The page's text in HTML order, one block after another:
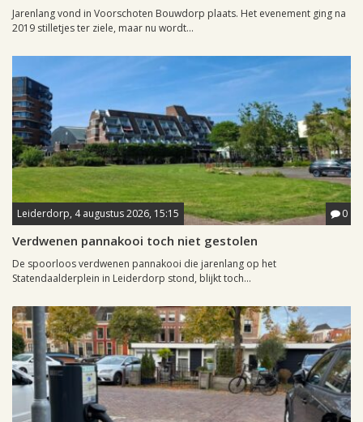
Jarenlang vond in Voorschoten Bouwdorp plaats. Het evenement ging na
2019 stilletjes ter ziele, maar nu wordt...
Leiderdorp, 4 augustus 2026, 15:15 0
Verdwenen pannakooi toch niet gestolen
De spoorloos verdwenen pannakooi die jarenlang op het
Statendaalderplein in Leiderdorp stond, blijkt toch...